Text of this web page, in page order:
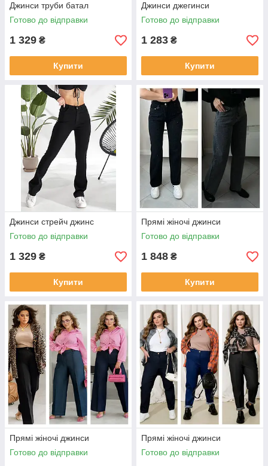
Джинси труби батал
Готово до відправки
1 329 ₴
Купити
Джинси джегинси
Готово до відправки
1 283 ₴
Купити
Джинси стрейч джинс
Готово до відправки
1 329 ₴
Купити
Прямі жіночі джинси
Готово до відправки
1 848 ₴
Купити
Прямі жіночі джинси
Готово до відправки
Прямі жіночі джинси
Готово до відправки